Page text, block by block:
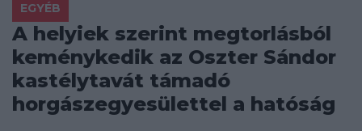
EGYÉB
A helyiek szerint megtorlásból
keménykedik az Oszter Sándor
kastélytavát támadó
horgászegyesülettel a hatóság